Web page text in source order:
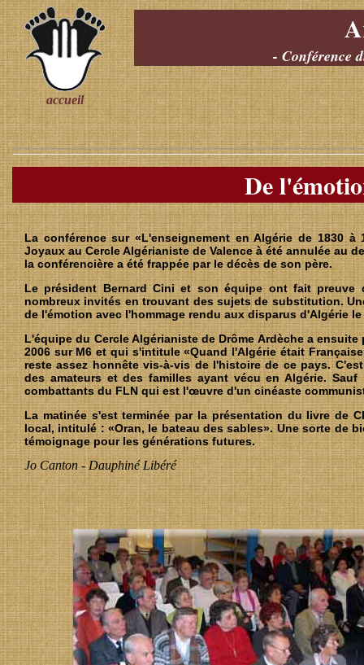
accueil
- Conférence
De
La conférence sur «L'enseignement en Algérie de 1830 à
Joyaux au Cercle Algérianiste de Valence à été annulée au
la conférencière a été frappée par le décès de son père.
Le président Bernard Cini et son équipe ont fait preuve
nombreux invités en trouvant des sujets de substitution.
de l'émotion avec l'hommage rendu aux disparus d'Algérie
L'équipe du Cercle Algérianiste de Drôme Ardèche a
2006 sur M6 et qui s'intitule «Quand l'Algérie était
reste assez honnête vis-à-vis de l'histoire de ce pays.
des amateurs et des familles ayant vécu en Algérie.
combattants du FLN qui est l'œuvre d'un cinéaste
La matinée s'est terminée par la présentation du livre de
local, intitulé : «Oran, le bateau des sables». Une sorte de
témoignage pour les générations futures.
Jo Canton - Dauphiné Libéré